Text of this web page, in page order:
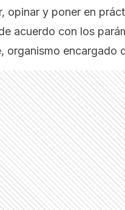
opinar y poner en
acuerdo con los
encargado